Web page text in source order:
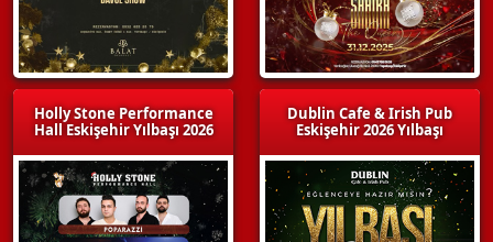
Holly Stone Performance
Hall Eskişehir Yılbaşı 2026
Dublin Cafe & Irish Pub
Eskişehir 2026 Yılbaşı